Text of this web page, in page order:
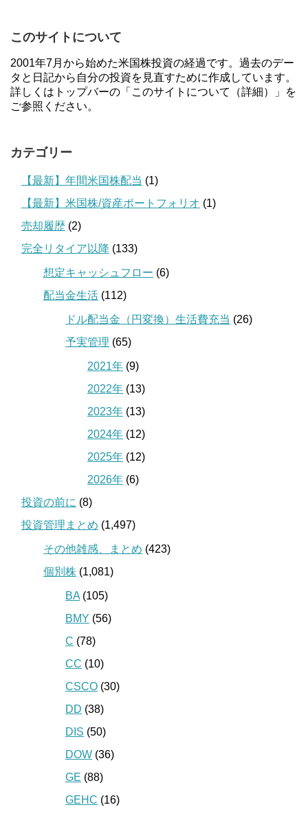
このサイトについて
2001年7月から始めた米国株投資の経過です。過去のデー
タと日記から自分の投資を見直すために作成しています。
詳しくはトップバーの「このサイトについて（詳細）」を
ご参照ください。
カテゴリー
【最新】年間米国株配当 (1)
【最新】米国株/資産ポートフォリオ (1)
売却履歴 (2)
完全リタイア以降 (133)
想定キャッシュフロー (6)
配当金生活 (112)
ドル配当金（円変換）生活費充当 (26)
予実管理 (65)
2021年 (9)
2022年 (13)
2023年 (13)
2024年 (12)
2025年 (12)
2026年 (6)
投資の前に (8)
投資管理まとめ (1,497)
その他雑感、まとめ (423)
個別株 (1,081)
BA(105)
BMY (56)
C (78)
CC (10)
CSCO (30)
DD (38)
DIS (50)
DOW (36)
GE (88)
GEHC (16)